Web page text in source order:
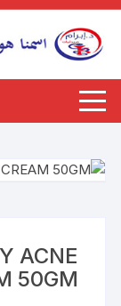
التجاوز
المحتوى
ACNE
50GM